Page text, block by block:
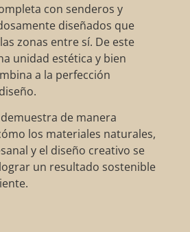
con senderos y
diseñados que
zonas entre sí. De este
unidad estética y bien
a la perfección
de manera
los materiales naturales,
y el diseño creativo se
un resultado sostenible